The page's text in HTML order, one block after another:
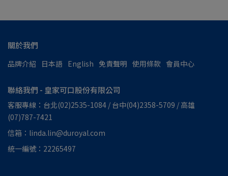
關於我們
品牌介紹 日本語 English 免責聲明 使用條款 會員中心
聯絡我們 - 皇家可口股份有限公司
客服專線：台北(02)2535-1084 / 台中(04)2358-5709 / 高雄
(07)787-7421
信箱：linda.lin@duroyal.com
統一編號：22265497